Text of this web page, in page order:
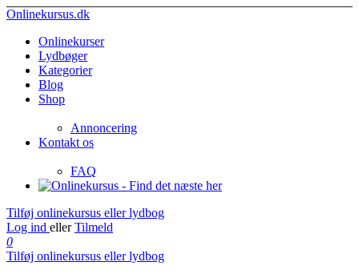
Onlinekursus.dk
Onlinekurser
Lydbøger
Kategorier
Blog
Shop
Annoncering
Kontakt os
FAQ
Tilføj onlinekursus eller lydbog
Log ind eller Tilmeld
0
Tilføj onlinekursus eller lydbog